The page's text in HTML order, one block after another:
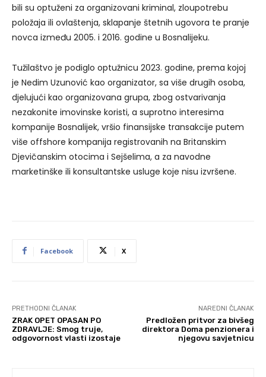
bili su optuženi za organizovani kriminal, zloupotrebu
položaja ili ovlaštenja, sklapanje štetnih ugovora te pranje
novca između 2005. i 2016. godine u Bosnalijeku.
Tužilaštvo je podiglo optužnicu 2023. godine, prema kojoj
je Nedim Uzunović kao organizator, sa više drugih osoba,
djelujući kao organizovana grupa, zbog ostvarivanja
nezakonite imovinske koristi, a suprotno interesima
kompanije Bosnalijek, vršio finansijske transakcije putem
više offshore kompanija registrovanih na Britanskim
Djevičanskim otocima i Sejšelima, a za navodne
marketinške ili konsultantske usluge koje nisu izvršene.
Facebook X
PRETHODNI ČLANAK
ZRAK OPET OPASAN PO
ZDRAVLJE: Smog truje,
odgovornost vlasti izostaje
NAREDNI ČLANAK
Predložen pritvor za bivšeg
direktora Doma penzionera i
njegovu savjetnicu